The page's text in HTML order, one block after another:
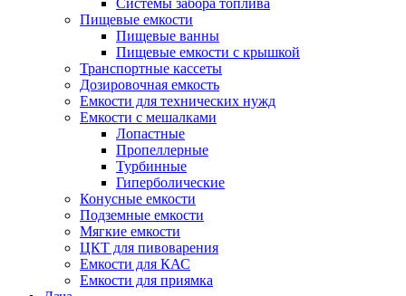
Системы забора топлива
Пищевые емкости
Пищевые ванны
Пищевые емкости с крышкой
Транспортные кассеты
Дозировочная емкость
Емкости для технических нужд
Емкости с мешалками
Лопастные
Пропеллерные
Турбинные
Гиперболические
Конусные емкости
Подземные емкости
Мягкие емкости
ЦКТ для пивоварения
Емкости для КАС
Емкости для приямка